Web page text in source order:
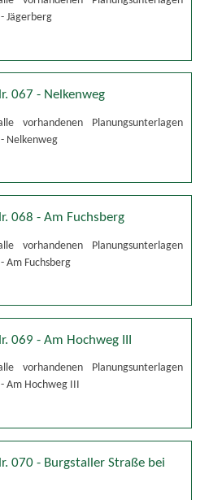
Jägerberg
067 - Nelkenweg
vorhandenen Planungsunterlagen
Nelkenweg
068 - Am Fuchsberg
vorhandenen Planungsunterlagen
Am Fuchsberg
069 - Am Hochweg III
vorhandenen Planungsunterlagen
Am Hochweg III
070 - Burgstaller Straße bei